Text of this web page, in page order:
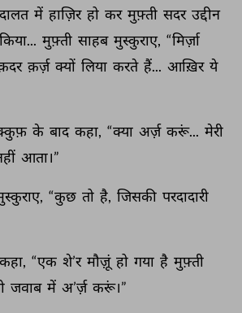
में हाज़िर हो कर मुफ़्ती सदर उद्दीन
किया... मुफ़्ती साहब मुस्कुराए, “मिर्ज़ा
क़र्ज़ क्यों लिया करते हैं... आख़िर ये
के बाद कहा, “क्या अर्ज़ करूं... मेरी
आता।”
“कुछ तो है, जिसकी परदादारी
कहा, “एक शे’र मौज़ूं हो गया है मुफ़्ती
जवाब में अ’र्ज़ करूं।”